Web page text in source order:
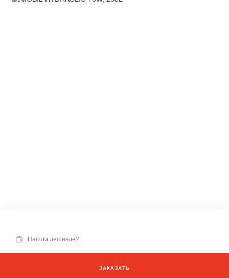
Нашли дешевле?
ЗАКАЗАТЬ